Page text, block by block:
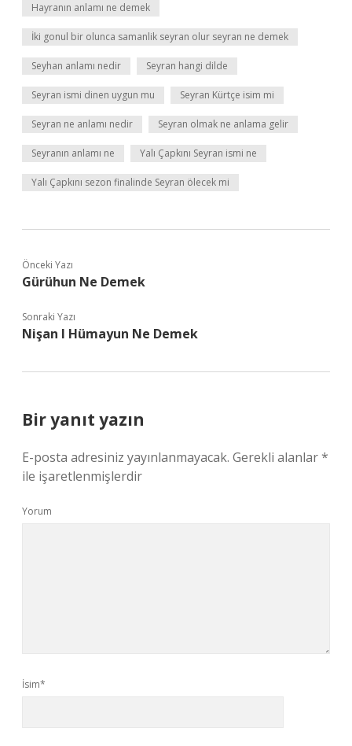
Hayranın anlamı ne demek
İki gonul bir olunca samanlik seyran olur seyran ne demek
Seyhan anlamı nedir Seyran hangi dilde
Seyran ismi dinen uygun mu Seyran Kürtçe isim mi
Seyran ne anlamı nedir Seyran olmak ne anlama gelir
Seyranın anlamı ne Yalı Çapkını Seyran ismi ne
Yalı Çapkını sezon finalinde Seyran ölecek mi
Önceki Yazı
Gürühun Ne Demek
Sonraki Yazı
Nişan I Hümayun Ne Demek
Bir yanıt yazın
E-posta adresiniz yayınlanmayacak. Gerekli alanlar*
ile işaretlenmişlerdir
Yorum
İsim*